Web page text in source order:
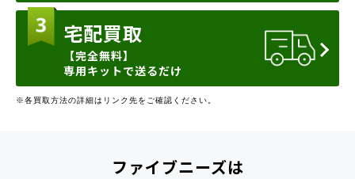
宅配買取
【完全無料】
専用キットで送るだけ
※各買取方法の詳細はリンク先をご確認ください。
ファイブニーズは